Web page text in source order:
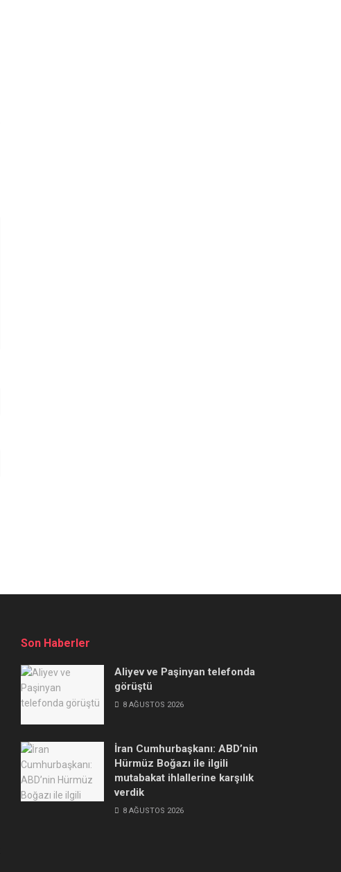
Son Haberler
Aliyev ve Paşinyan telefonda
görüştü
8 AĞUSTOS 2026
İran Cumhurbaşkanı: ABD’nin
Hürmüz Boğazı ile ilgili
mutabakat ihlallerine karşılık
verdik
8 AĞUSTOS 2026